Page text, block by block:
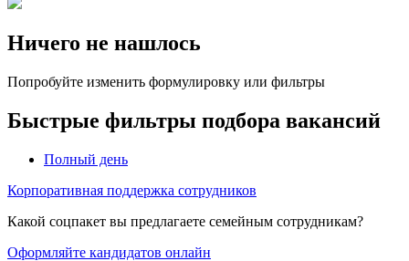
Ничего не нашлось
Попробуйте изменить формулировку или фильтры
Быстрые фильтры подбора вакансий
Полный день
Корпоративная поддержка сотрудников
Какой соцпакет вы предлагаете семейным сотрудникам?
Оформляйте кандидатов онлайн